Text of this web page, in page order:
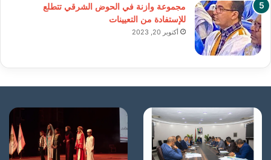
مجموعة وازنة في الحوض الشرقي تتطلع
للإستفادة من التعيينات
أكتوبر 20, 2023